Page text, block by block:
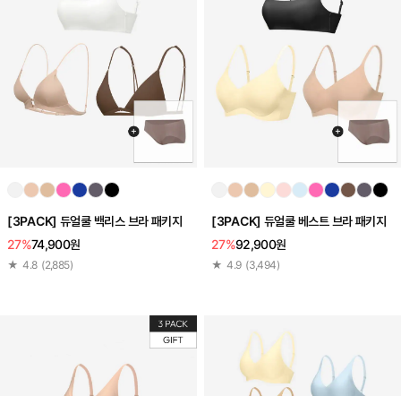
[3PACK] 듀얼쿨 백리스 브라 패키지
27%74,900원
★ 4.8 (2,885)
[3PACK] 듀얼쿨 베스트 브라 패키지
27%92,900원
★ 4.9 (3,494)